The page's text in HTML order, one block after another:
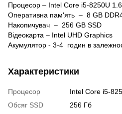
Процесор – Intel Core i5-8250U
Оперативна пам'ять – 8 GB
Накопичувач – 256 GB SSD
Відеокарта – Intel UHD Graphics
Акумулятор - 3-4 годин в
Характеристики
Процесор
Intel Core i5-
Обсяг SSD
256 Гб